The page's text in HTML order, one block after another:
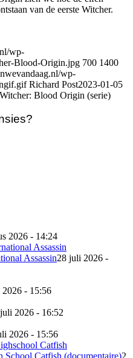
van de eerste Witcher.
wp-
Blood-Origin.jpg 700 1400
wp-
Richard Post2023-01-05
Blood Origin (serie)
2026 - 14:24
Assassin28 juli 2026 -
- 15:56
2026 - 16:52
2026 - 15:56